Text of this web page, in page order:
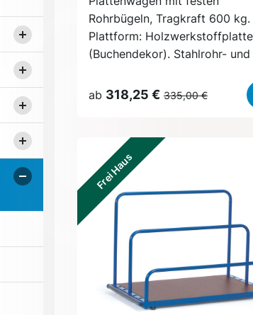
Rohrbügeln, Tragkraft 600 kg.
Plattform:
(Buchendekor). Stahlrohr- und
ab 318,25 € 335,00 €
Frei Haus